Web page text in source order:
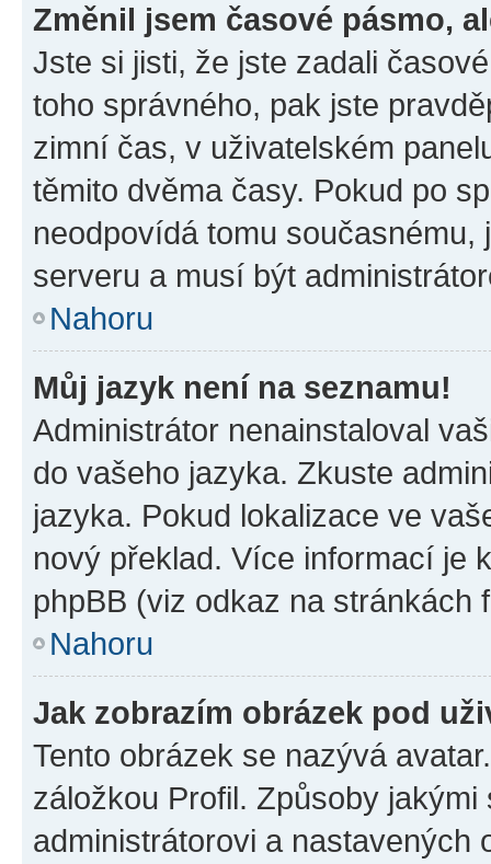
Změnil jsem časové pásmo,
Jste si jisti, že jste zadali
toho správného, pak jste
zimní čas, v uživatelském
těmito dvěma časy. Pokud po
neodpovídá tomu
serveru a musí být
Nahoru
Můj jazyk není na seznamu!
Administrátor nenainstaloval
do vašeho jazyka. Zkuste
jazyka. Pokud lokalizace ve
nový překlad. Více informací je
phpBB (viz odkaz na stránkách
Nahoru
Jak zobrazím obrázek pod
Tento obrázek se nazývá
záložkou Profil. Způsoby
administrátorovi a nastavených